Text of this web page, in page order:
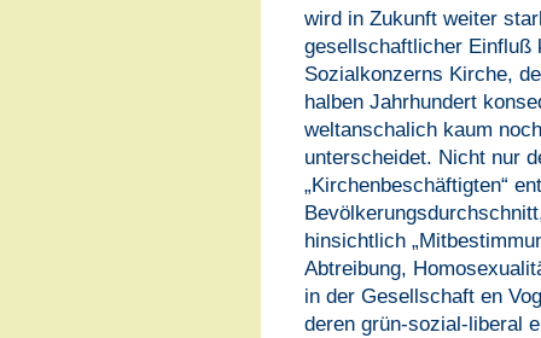
wird in Zukunft weiter
gesellschaftlicher Einfluß
Sozialkonzerns Kirche,
halben Jahrhundert
weltanschalich kaum
unterscheidet. Nicht nur
„Kirchenbeschäftigten“
hinsichtlich
Abtreibung,
in der Gesellschaft en
deren grün-sozial-liberal